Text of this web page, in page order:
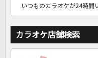
いつものカラオケが24時間
カラオケ店舗検索